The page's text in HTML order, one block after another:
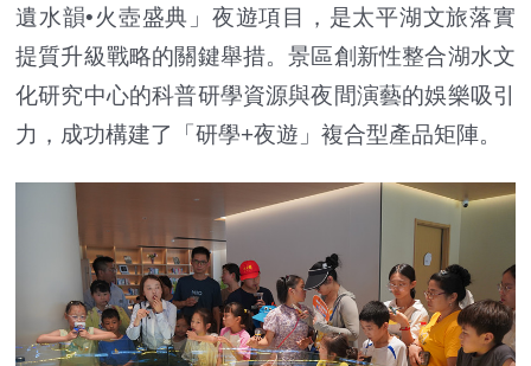
遺水韻•火壺盛典」夜遊項目，是太平湖文旅落實
提質升級戰略的關鍵舉措。景區創新性整合湖水文
化研究中心的科普研學資源與夜間演藝的娛樂吸引
力，成功構建了「研學+夜遊」複合型產品矩陣。